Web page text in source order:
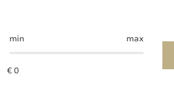
min max